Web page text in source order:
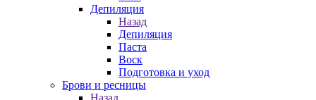
Депиляция
Назад
Депиляция
Паста
Воск
Подготовка и уход
Брови и ресницы
Назад